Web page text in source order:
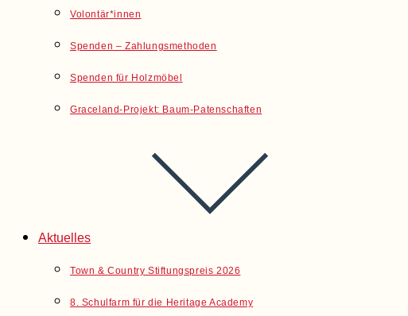
Volontär*innen
Spenden – Zahlungsmethoden
Spenden für Holzmöbel
Graceland-Projekt: Baum-Patenschaften
Aktuelles
Town & Country Stiftungspreis 2026
8. Schulfarm für die Heritage Academy